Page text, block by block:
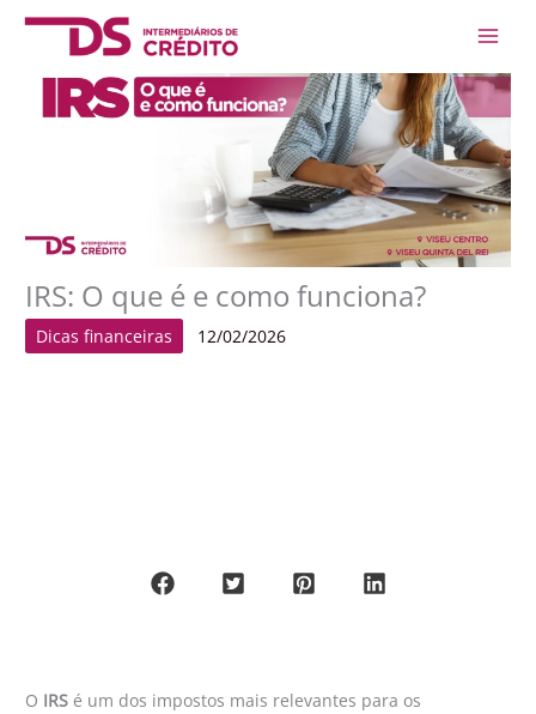
Skip
Main
IRS: O que é e como funciona?
Dicas financeiras 12/02/2026
O IRS é um dos impostos mais relevantes para os